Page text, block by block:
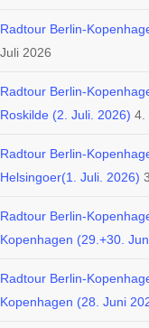
Radtour Berlin-
Juli 2026
Radtour Berlin-
Roskilde (2. Juli. 2026) 4.
Radtour Berlin-
Helsingoer(1. Juli. 2026)
Radtour Berlin-
Kopenhagen (29.+30.
Radtour Berlin-
Kopenhagen (28. Juni